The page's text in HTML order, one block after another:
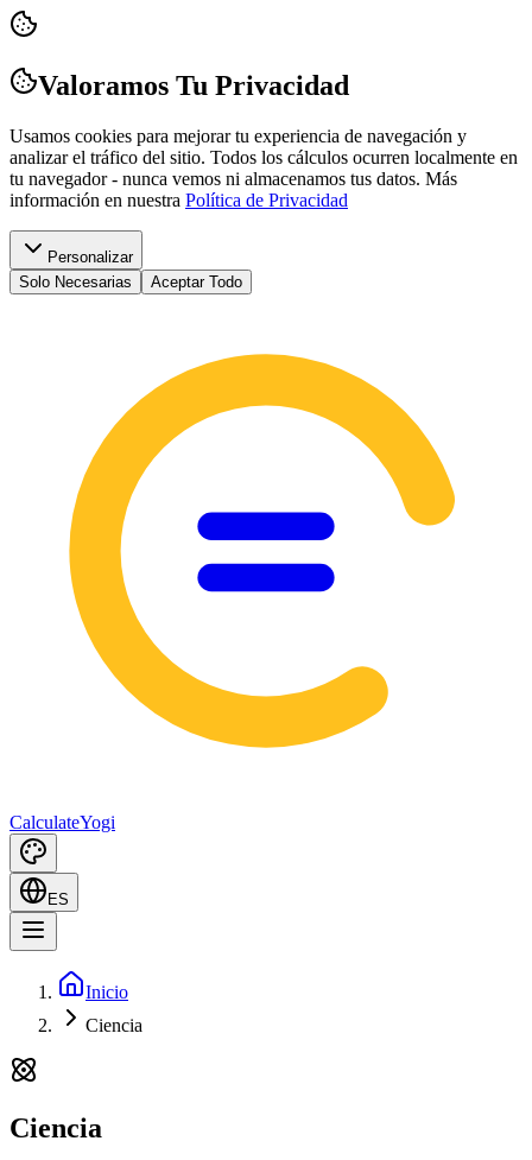
Valoramos Tu Privacidad
Usamos cookies para mejorar tu experiencia de navegación y
analizar el tráfico del sitio. Todos los cálculos ocurren localmente en
tu navegador - nunca vemos ni almacenamos tus datos. Más
información en nuestra Política de Privacidad
Personalizar
Solo Necesarias
Aceptar Todo
CalculateYogi
ES
Inicio
Ciencia
Ciencia